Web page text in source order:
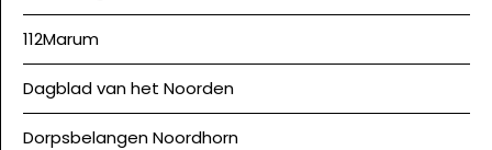
112Marum
Dagblad van het Noorden
Dorpsbelangen Noordhorn